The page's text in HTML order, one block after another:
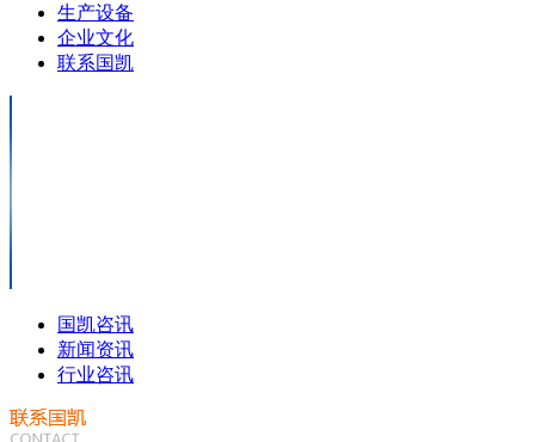
生产设备
企业文化
联系国凯
国凯咨讯
新闻资讯
行业咨讯